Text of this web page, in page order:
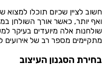
שולחנות אלה מיועדים בעיקר
מתקיימים מספר רב של אירועים
בחירת הסגנון העיצוב